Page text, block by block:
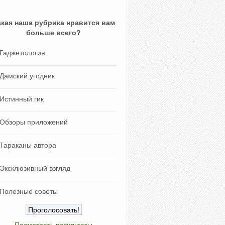
наша рубрика нравится вам
больше всего?
угодник
гик
приложений
автора
взгляд
советы